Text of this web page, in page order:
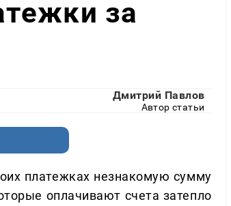
за
Дмитрий Павлов
Автор статьи
платежках незнакомую сумму
оплачивают счета затепло